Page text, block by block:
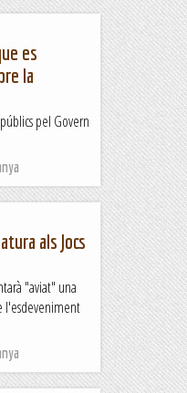
es
la
pel Govern
als Jocs
"aviat" una
l'esdeveniment